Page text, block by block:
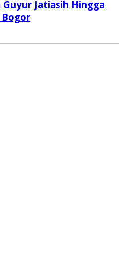
Jatiasih Hingga
Bogor